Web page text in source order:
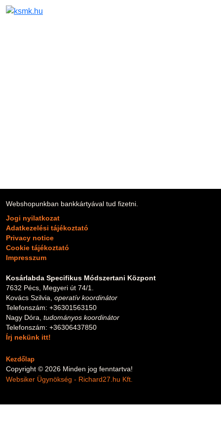
Webshopunkban bankkártyával tud fizetni.
Jogi nyilatkozat
Adatkezelési tájékoztató
Privacy notice
Cookie tájékoztató
Impresszum
Kosárlabda Specifikus Módszertani Központ
7632 Pécs, Megyeri út 74/1.
Kovács Szilvia, operatív koordinátor
Telefonszám: +36301563150
Nagy Dóra, tudományos koordinátor
Telefonszám: +36306437850
Írj nekünk itt!
Kezdőlap
Copyright © 2026 Minden jog fenntartva!
Websiker Ügynökség - Richard27.hu Kft.